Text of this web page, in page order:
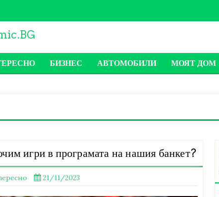
БИЗНЕС АВТОМОБИЛИ МОЯТ ДОМ
игри в програмата на нашия банкет?
21/11/2023